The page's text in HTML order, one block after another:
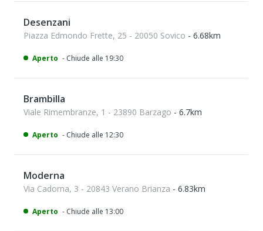
Desenzani
Piazza Edmondo Frette, 25 - 20050 Sovico - 6.68km
Aperto - Chiude alle 19:30
Brambilla
Viale Rimembranze, 1 - 23890 Barzago - 6.7km
Aperto - Chiude alle 12:30
Moderna
Via Cadorna, 3 - 20843 Verano Brianza - 6.83km
Aperto - Chiude alle 13:00